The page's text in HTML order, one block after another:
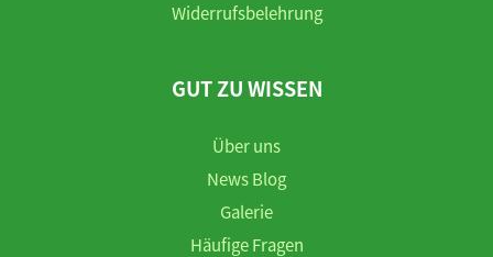
Widerrufsbelehrung
GUT ZU WISSEN
Über uns
News Blog
Galerie
Häufige Fragen